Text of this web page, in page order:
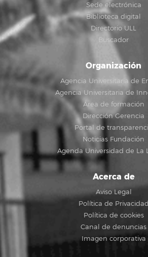
Sede electrónica
Biblioteca digital
Directorio ULL
Buscador
Organización
Agencia Universitaria de
Agencia Universitaria de
Área de formación
Dirección Gerencia
Portal de
Noticias Fundación
Agenda Universidad de La
Acerca de
Aviso Legal
Política de Privacidad
Política de cookies
Canal de denuncias
Imagen corporativa